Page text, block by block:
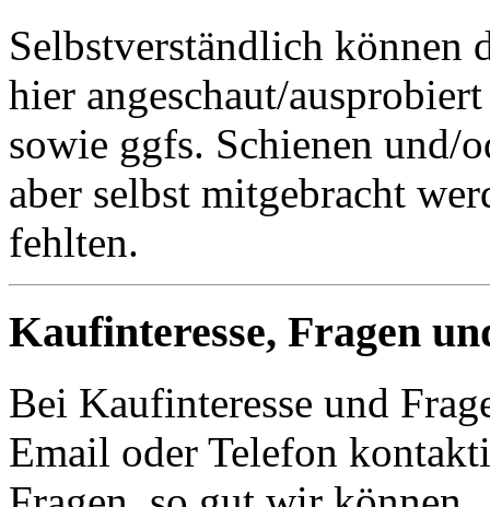
Selbstverständlich
hier angeschaut/
sowie ggfs. Schienen und/
aber selbst mitgebracht
fehlten.
Kaufinteresse, Fragen
Bei Kaufinteresse und
Email oder Telefon